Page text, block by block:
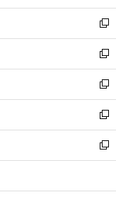
開
く
ウ
で
開
く
ン
ド
ウ
で
開
く
ウ
ィ
ン
ド
ウ
で
開
く
し
い
ウ
ィ
ン
ド
ウ
で
開
く
新
し
い
ウ
ィ
ン
ド
ウ
で
開
新
し
い
ウ
ィ
ン
ド
ウ
開
新
し
い
ウ
ィ
ン
ウ
新
し
い
ウ
ン
新
し
ウ